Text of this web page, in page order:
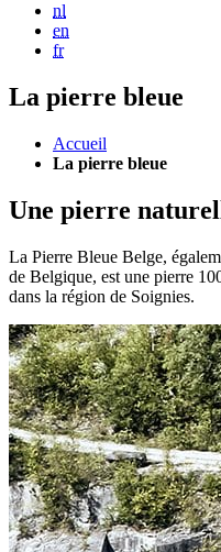
nl
en
fr
La pierre bleue
Accueil
La pierre bleue
Une pierre
La Pierre Bleue Belge,
de Belgique, est une pierre
dans la région de Soignies.